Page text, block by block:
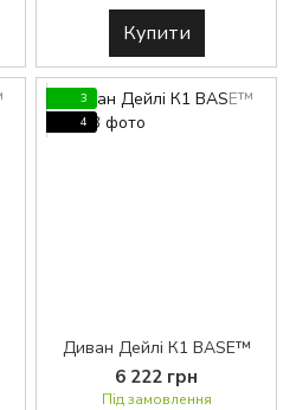
Купити
3
4
Диван Дейлі К1 BASE™
6 222 грн
Під замовлення